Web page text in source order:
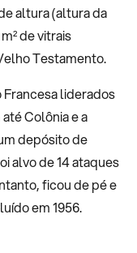
altura (altura da
de vitrais
Testamento.
Francesa liderados
Colônia e a
depósito de
alvo de 14 ataques
ficou de pé e
em 1956.